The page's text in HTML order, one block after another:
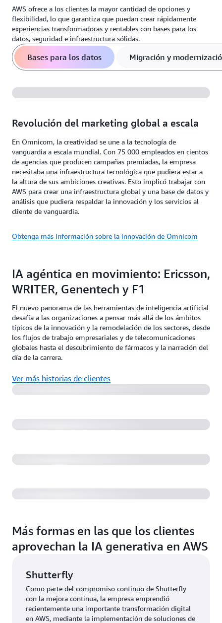
AWS ofrece a los clientes la mayor cantidad de opciones y
flexibilidad, lo que garantiza que puedan crear rápidamente
experiencias transformadoras y rentables con bases para los
datos, seguridad e infraestructura sólidas.
Bases para los datos Migración y
Revolución del marketing global a escala
En Omnicom, la creatividad se une a la tecnología de
vanguardia a escala mundial. Con 75 000 empleados en cientos
de agencias que producen campañas premiadas, la empresa
necesitaba una infraestructura tecnológica que pudiera estar a
la altura de sus ambiciones creativas. Esto implicó trabajar con
AWS para crear una infraestructura global y una base de datos y
análisis que pudiera respaldar la innovación y los servicios al
cliente de vanguardia.
Obtenga más información sobre la innovación de Omnicom
IA agéntica en movimiento: Ericsson,
WRITER, Genentech y F1
El nuevo panorama de las herramientas de inteligencia artificial
desafía a las organizaciones a pensar más allá de los ámbitos
típicos de la innovación y la remodelación de los sectores, desde
los flujos de trabajo empresariales y de telecomunicaciones
globales hasta el descubrimiento de fármacos y la narración del
día de la carrera.
Ver más historias de clientes
Ericsson: el futuro de la conectividad
Más formas en las que los clientes
aprovechan la IA generativa en AWS
Shutterfly
Como parte del compromiso continuo de Shutterfly
con la mejora continua, la empresa emprendió
recientemente una importante transformación digital
en AWS, mediante la implementación de soluciones de